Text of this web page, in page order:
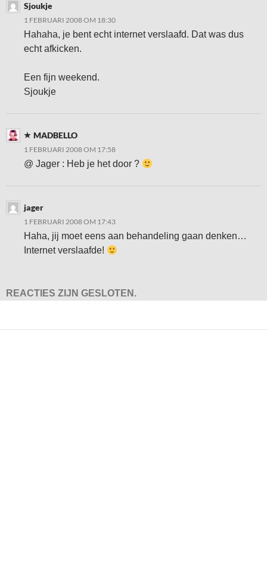
Sjoukje
1 FEBRUARI 2008 OM 18:30
Hahaha, je bent echt internet verslaafd. Dat was dus
echt afkicken.
Een fijn weekend.
Sjoukje
MADBELLO
1 FEBRUARI 2008 OM 17:58
@ Jager : Heb je het door ?
jager
1 FEBRUARI 2008 OM 17:43
Haha, jij moet eens aan behandeling gaan denken…
Internet verslaafde!
REACTIES ZIJN GESLOTEN.